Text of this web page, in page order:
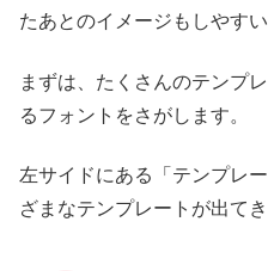
たあとのイメージもしやすい
まずは、たくさんのテンプ
るフォントをさがします。
左サイドにある「テンプレ
ざまなテンプレートが出てき